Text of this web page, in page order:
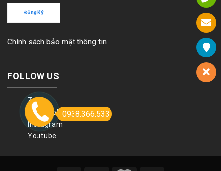
Chính sách bảo mật thông tin
FOLLOW US
Zalo
Facebook
Instagram
Youtube
0938.366.533